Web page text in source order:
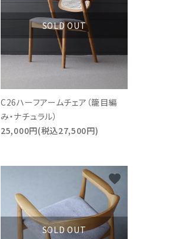
SOLD OUT
C26ハーフアームチェア（籠目編
み・ナチュラル）
25,000円(税込27,500円)
SOLD OUT
favorite